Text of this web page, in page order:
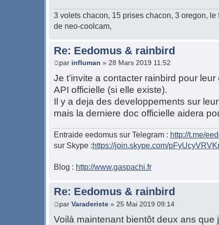
3 volets chacon, 15 prises chacon, 3 oregon,
de neo-coolcam,
Re: Eedomus & rainbird
par influman » 28 Mars 2019 11:52
Je t’invite a contacter rainbird pour
API officielle (si elle existe).
Il y a deja des developpements sur
mais la derniere doc officielle aidera
Entraide eedomus sur Telegram : http://t.me/
sur Skype :https://join.skype.com/
Blog : http://www.gaspachi.fr
Re: Eedomus & rainbird
par Varaderiste » 25 Mai 2019 09:14
Voilà maintenant bientôt deux ans que